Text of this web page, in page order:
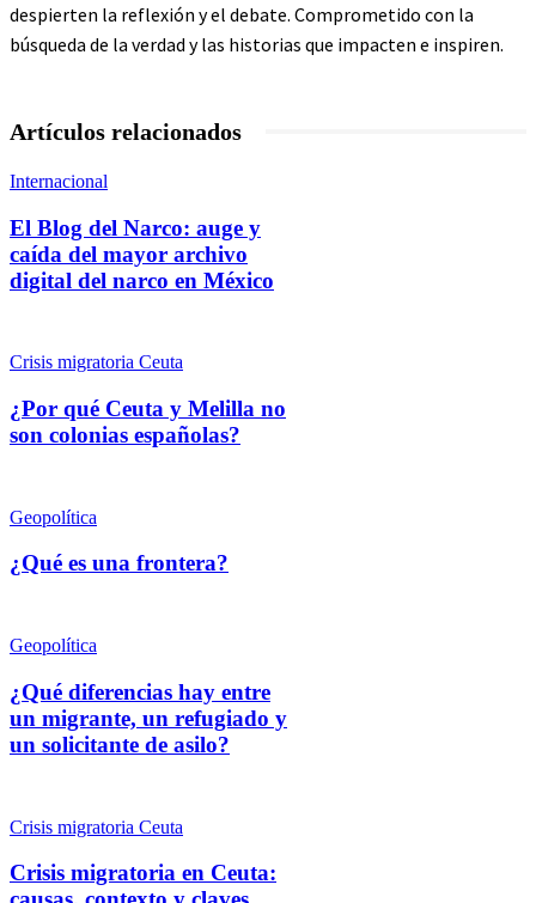
despierten la reflexión y el debate. Comprometido con la
búsqueda de la verdad y las historias que impacten e inspiren.
Artículos relacionados
Internacional
El Blog del Narco: auge y
caída del mayor archivo
digital del narco en México
Crisis migratoria Ceuta
¿Por qué Ceuta y Melilla no
son colonias españolas?
Geopolítica
¿Qué es una frontera?
Geopolítica
¿Qué diferencias hay entre
un migrante, un refugiado y
un solicitante de asilo?
Crisis migratoria Ceuta
Crisis migratoria en Ceuta: